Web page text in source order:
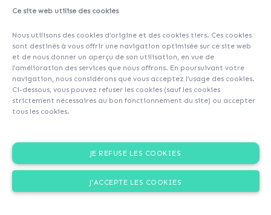
Ce site web utilise des cookies
Nous utilisons des cookies d’origine et des cookies tiers. Ces cookies
sont destinés à vous offrir une navigation optimisée sur ce site web
et de nous donner un aperçu de son utilisation, en vue de
l’amélioration des services que nous offrons. En poursuivant votre
navigation, nous considérons que vous acceptez l’usage des cookies.
Ci-dessous, vous pouvez refuser les cookies (sauf les cookies
strictement nécessaires au bon fonctionnement du site) ou accepter
tous les cookies.
JE REFUSE LES COOKIES
J'ACCEPTE LES COOKIES